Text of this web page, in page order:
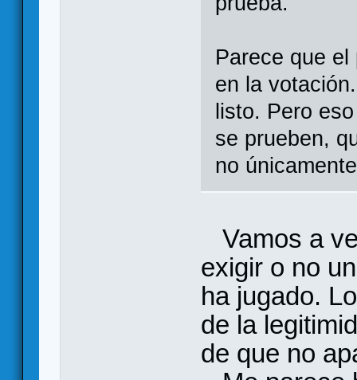
Parece que
en la
listo. Pero
se prueben,
no
Vamos a
exigir o no
ha jugado.
de la
de que no